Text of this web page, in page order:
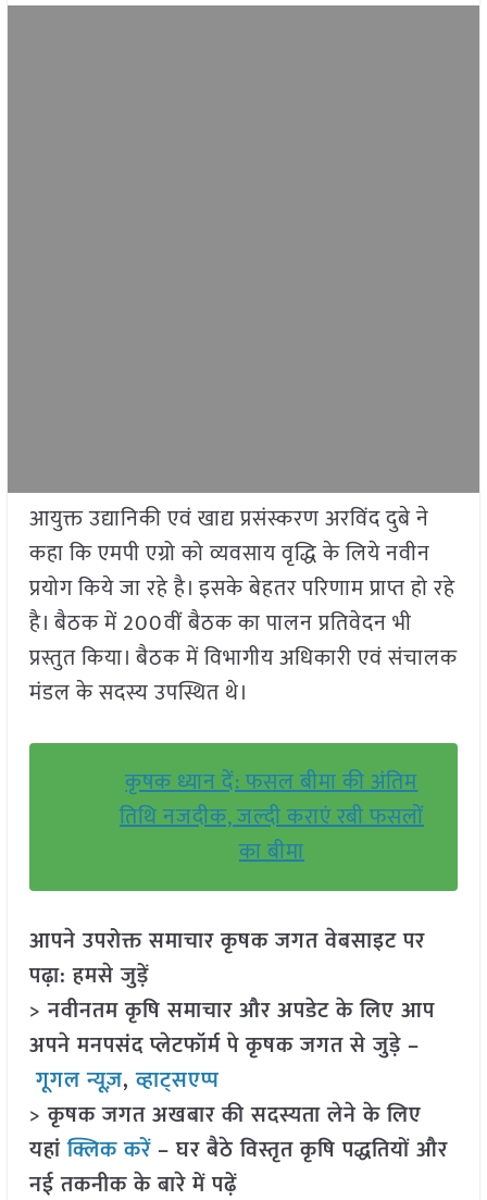
आयुक्त उद्यानिकी एवं खाद्य प्रसंस्करण अरविंद दुबे ने
कहा कि एमपी एग्रो को व्यवसाय वृद्धि के लिये नवीन
प्रयोग किये जा रहे है। इसके बेहतर परिणाम प्राप्त हो रहे
है। बैठक में 200वीं बैठक का पालन प्रतिवेदन भी
प्रस्तुत किया। बैठक में विभागीय अधिकारी एवं संचालक
मंडल के सदस्य उपस्थित थे।
कृषक ध्यान दें: फसल बीमा की अंतिम
तिथि नजदीक, जल्दी कराएं रबी फसलों
का बीमा
आपने उपरोक्त समाचार कृषक जगत वेबसाइट पर
पढ़ा: हमसे जुड़ें
> नवीनतम कृषि समाचार और अपडेट के लिए आप
अपने मनपसंद प्लेटफॉर्म पे कृषक जगत से जुड़े –
गूगल न्यूज़,व्हाट्सएप्प
> कृषक जगत अखबार की सदस्यता लेने के लिए
यहांक्लिक करें– घर बैठे विस्तृत कृषि पद्धतियों और
नई तकनीक के बारे में पढ़ें